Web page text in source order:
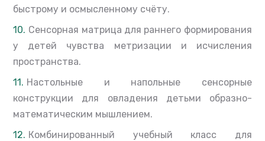
быстрому и осмысленному счёту.
Сенсорная матрица для раннего формирования
у детей чувства метризации и исчисления
пространства.
Настольные и напольные сенсорные
конструкции для овладения детьми образно-
математическим мышлением.
Комбинированный учебный класс для